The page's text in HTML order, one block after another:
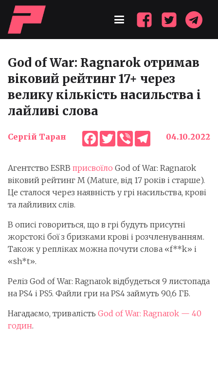
God of War: Ragnarok отримав
віковий рейтинг 17+ через
велику кількість насильства і
лайливі слова
Сергій Таран Facebook
Twitter
ViberTelegram
04.10.2022
Агентство ESRB присвоїло God of War: Ragnarok
віковий рейтинг М (Mature, від 17 років і старше).
Це сталося через наявність у грі насильства, крові
та лайливих слів.
В описі говориться, що в грі будуть присутні
жорстокі бої з бризками крові і розчленуванням.
Також у репліках можна почути слова «f**k» і
«sh*t».
Реліз God of War: Ragnarok відбудеться 9 листопада
на PS4 і PS5. Файли гри на PS4 займуть 90,6 ГБ.
Нагадаємо, тривалість God of War: Ragnarok — 40
годин.